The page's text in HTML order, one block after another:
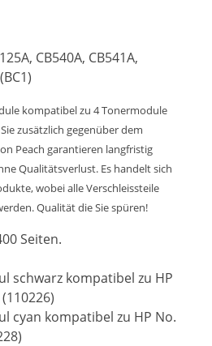
CB540A, CB541A,
kompatibel zu 4 Tonermodule
zusätzlich gegenüber dem
Peach garantieren langfristig
Qualitätsverlust. Es handelt sich
wobei alle Verschleissteile
Qualität die Sie spüren!
Seiten.
schwarz kompatibel zu HP
cyan kompatibel zu HP No.